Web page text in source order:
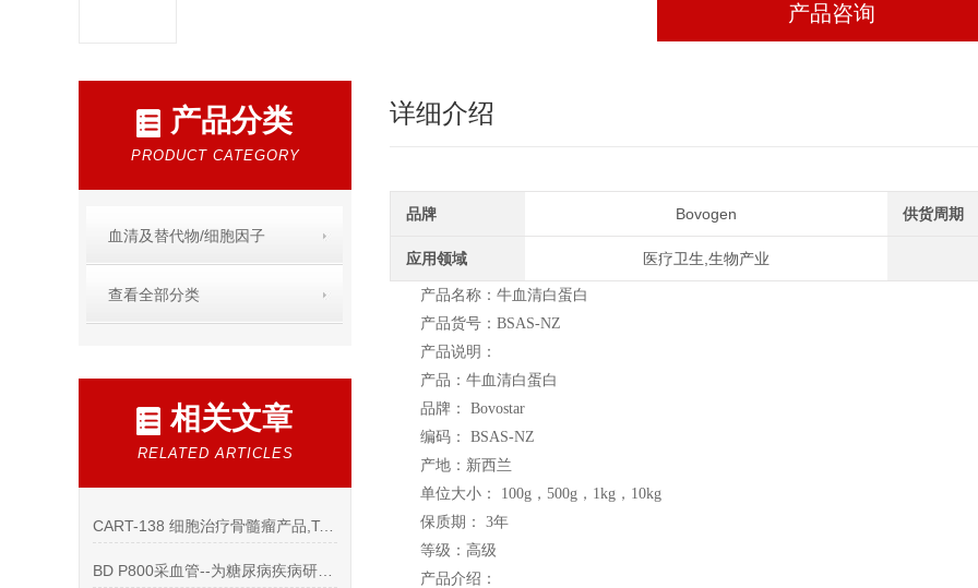
产品咨询
产品分类
PRODUCT CATEGORY
血清及替代物/细胞因子
查看全部分类
相关文章
RELATED ARTICLES
CART-138 细胞治疗骨髓瘤产品,Takara GT-T551等
详细介绍
品牌 Bovogen 供货周期
应用领域 医疗卫生,生物产业
产品名称：牛血清白蛋白
产品货号：BSAS-NZ
产品说明：
产品：牛血清白蛋白
品牌： Bovostar
编码： BSAS-NZ
产地：新西兰
单位大小： 100g，500g，1kg，10kg
保质期： 3年
等级：高级
产品介绍：